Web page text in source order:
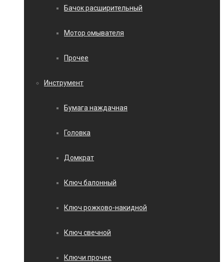
Бачок расширительный
Мотор омывателя
Прочее
Инструмент
Бумага наждачная
Головка
Домкрат
Ключ балонный
Ключ рожково-накидной
Ключ свечной
Ключи прочее